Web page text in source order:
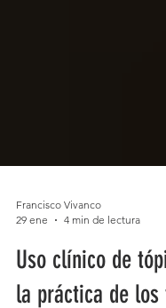
29 ene
4 min de lectura
Uso clínico de